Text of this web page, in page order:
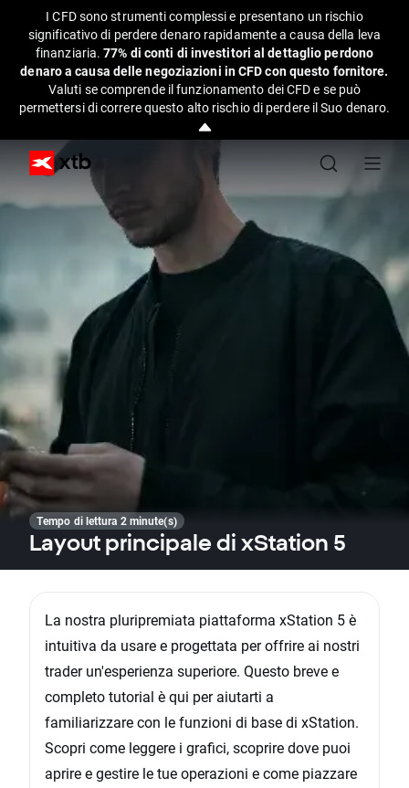
I CFD sono strumenti complessi e presentano un rischio
significativo di perdere denaro rapidamente a causa della leva
finanziaria.77% di conti di investitori al dettaglio perdono
denaro a causa delle negoziazioni in CFD con questo fornitore.
Valuti se comprende il funzionamento dei CFD e se può
permettersi di correre questo alto rischio di perdere il Suo denaro.
Tempo di lettura 2 minute(s)
Layout principale di xStation 5
La nostra pluripremiata piattaforma xStation 5 è
intuitiva da usare e progettata per offrire ai nostri
trader un'esperienza superiore. Questo breve e
completo tutorial è qui per aiutarti a
familiarizzare con le funzioni di base di xStation.
Scopri come leggere i grafici, scoprire dove puoi
aprire e gestire le tue operazioni e come piazzare